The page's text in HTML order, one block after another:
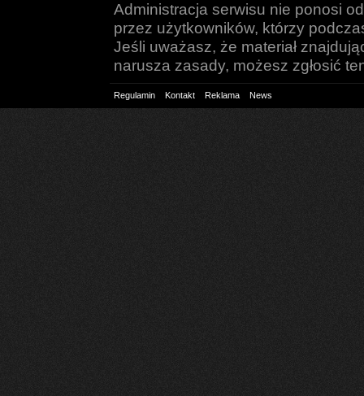
Administracja serwisu nie ponosi
przez użytkowników, którzy
Jeśli uważasz, że materiał
narusza zasady, możesz zgłosić
Regulamin Kontakt Reklama News